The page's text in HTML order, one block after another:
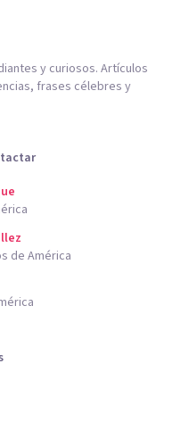
y curiosos. Artículos
frases célebres y
de América